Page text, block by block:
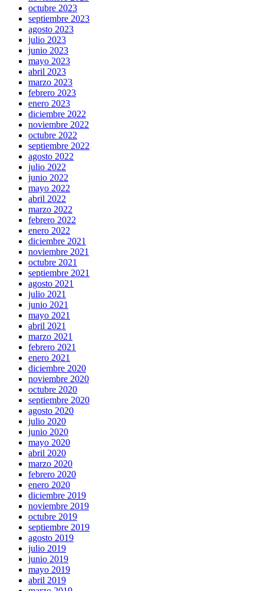
octubre 2023
septiembre 2023
agosto 2023
julio 2023
junio 2023
mayo 2023
abril 2023
marzo 2023
febrero 2023
enero 2023
diciembre 2022
noviembre 2022
octubre 2022
septiembre 2022
agosto 2022
julio 2022
junio 2022
mayo 2022
abril 2022
marzo 2022
febrero 2022
enero 2022
diciembre 2021
noviembre 2021
octubre 2021
septiembre 2021
agosto 2021
julio 2021
junio 2021
mayo 2021
abril 2021
marzo 2021
febrero 2021
enero 2021
diciembre 2020
noviembre 2020
octubre 2020
septiembre 2020
agosto 2020
julio 2020
junio 2020
mayo 2020
abril 2020
marzo 2020
febrero 2020
enero 2020
diciembre 2019
noviembre 2019
octubre 2019
septiembre 2019
agosto 2019
julio 2019
junio 2019
mayo 2019
abril 2019